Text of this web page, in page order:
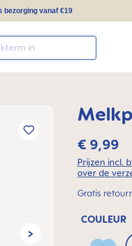
bezorging vanaf €19
€ 9,99
Prijzen incl.
over de
Gratis
COULEUR